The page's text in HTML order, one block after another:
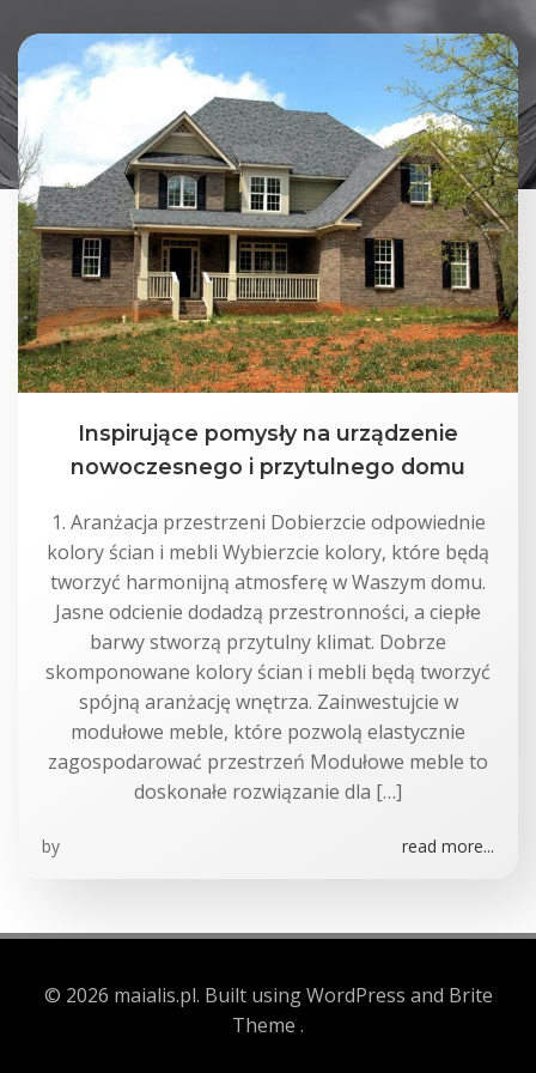
Inspirujące pomysły na urządzenie
nowoczesnego i przytulnego domu
1. Aranżacja przestrzeni Dobierzcie odpowiednie
kolory ścian i mebli Wybierzcie kolory, które będą
tworzyć harmonijną atmosferę w Waszym domu.
Jasne odcienie dodadzą przestronności, a ciepłe
barwy stworzą przytulny klimat. Dobrze
skomponowane kolory ścian i mebli będą tworzyć
spójną aranżację wnętrza. Zainwestujcie w
modułowe meble, które pozwolą elastycznie
zagospodarować przestrzeń Modułowe meble to
doskonałe rozwiązanie dla […]
by read more...
© 2026 maialis.pl. Built using WordPress and Brite
Theme .